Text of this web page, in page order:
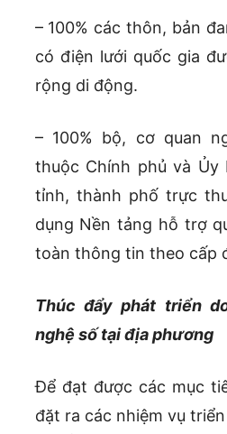
– 100% các thôn, bản
có điện lưới quốc gia
rộng di động.
– 100% bộ, cơ quan
thuộc Chính phủ và Ủy
tỉnh, thành phố trực
dụng Nền tảng hỗ trợ
toàn thông tin theo cấp
Thúc đẩy phát triển
nghệ số tại địa phương
Để đạt được các mục
đặt ra các nhiệm vụ